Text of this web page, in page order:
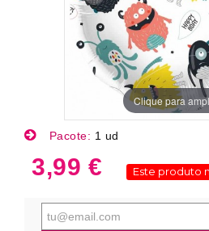
Clique para
Pacote: 1 ud
3,99 € Este produto